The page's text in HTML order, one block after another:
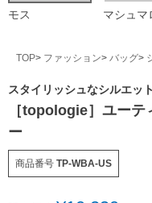
モス マシュマ
TOP ファッション バッグ
スタイリッシュなシルエット
［topologie］ユー
ー
商品番号 TP-WBA-US